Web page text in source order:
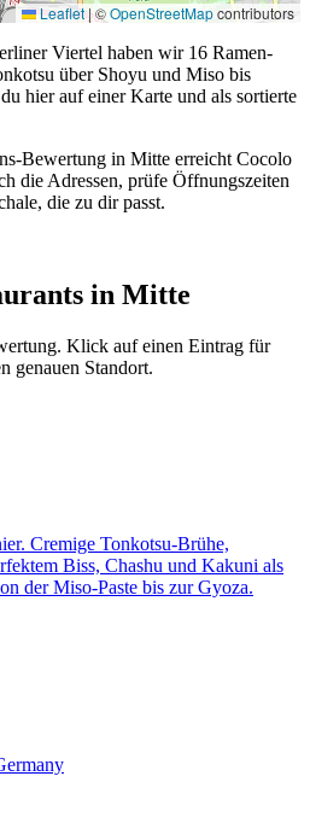
Leaflet |©OpenStreetMapcontributors
Viertel haben wir 16 Ramen-
über Shoyu und Miso bis
hier auf einer Karte und als sortierte
Bewertung in Mitte erreicht Cocolo
die Adressen, prüfe Öffnungszeiten
die zu dir passt.
in Mitte
Klick auf einen Eintrag für
genauen Standort.
Cremige Tonkotsu-Brühe,
Biss, Chashu und Kakuni als
der Miso-Paste bis zur Gyoza.